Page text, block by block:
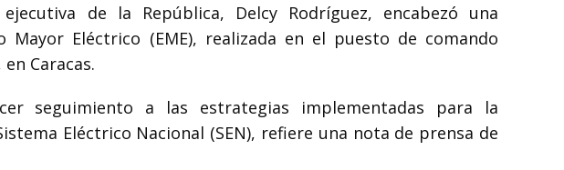
de la República, Delcy Rodríguez, encabezó una
Mayor Eléctrico (EME), realizada en el puesto de comando
Caracas.
seguimiento a las estrategias implementadas para la
Eléctrico Nacional (SEN), refiere una nota de prensa de